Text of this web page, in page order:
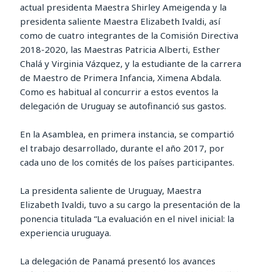
actual presidenta Maestra Shirley Ameigenda y la
presidenta saliente Maestra Elizabeth Ivaldi, así
como de cuatro integrantes de la Comisión Directiva
2018-2020, las Maestras Patricia Alberti, Esther
Chalá y Virginia Vázquez, y la estudiante de la carrera
de Maestro de Primera Infancia, Ximena Abdala.
Como es habitual al concurrir a estos eventos la
delegación de Uruguay se autofinanció sus gastos.
En la Asamblea, en primera instancia, se compartió
el trabajo desarrollado, durante el año 2017, por
cada uno de los comités de los países participantes.
La presidenta saliente de Uruguay, Maestra
Elizabeth Ivaldi, tuvo a su cargo la presentación de la
ponencia titulada “La evaluación en el nivel inicial: la
experiencia uruguaya.
La delegación de Panamá presentó los avances